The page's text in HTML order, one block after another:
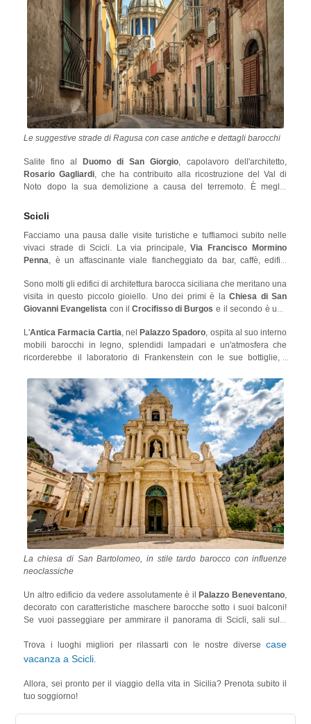
Le suggestive strade di Ragusa con case antiche e dettagli barocchi
Salite fino al Duomo di San Giorgio, capolavoro dell'architetto,
Rosario Gagliardi, che ha contribuito alla ricostruzione del Val di
Noto dopo la sua demolizione a causa del terremoto. È meglio
piccola. Tuttavia, se cerchi delle esperienze culinarie eccezionali le
Don Serafino, stellati Michelin, situati rispettivamente vicino al
Duomo di San Giorgio a Ragusa Ibla e alla Chiesa di Santa Maria dei
Miracoli.
Scicli
Facciamo una pausa dalle visite turistiche e tuffiamoci subito nelle
vivaci strade di Scicli. La via principale,Via Francisco Mormino
Penna, è un affascinante viale fiancheggiato da bar, caffè, edifici
per te.
Sono molti gli edifici di architettura barocca siciliana che meritano una
visita in questo piccolo gioiello. Uno dei primi è laChiesa di San
Giovanni Evangelista con ilCrocifisso di Burgos e il secondo è una
L'Antica Farmacia Cartia, nel Palazzo Spadoro, ospita al suo interno
mobili barocchi in legno, splendidi lampadari e un'atmosfera che
ricorderebbe il laboratorio di Frankenstein con le sue bottiglie, i
attrazione da non perdere è la Chiesa di San Bartolomeo, un edificio
tardo barocco fortemente influenzato dallo stile neoclassico.
La chiesa di San Bartolomeo, in stile tardo barocco con influenze
neoclassiche
Un altro edificio da vedere assolutamente è il Palazzo Beneventano,
decorato con caratteristiche maschere barocche sotto i suoi balconi!
Se vuoi passeggiare per ammirare il panorama di Scicli, sali sulla
scorcio mozzafiato dell'intera città e di altre importanti chiese e
cattedrali come la
Trova i luoghi migliori per rilassarti con le nostre diversecase
vacanza a Scicli.
Allora, sei pronto per il viaggio della vita in Sicilia? Prenota subito il
tuo soggiorno!